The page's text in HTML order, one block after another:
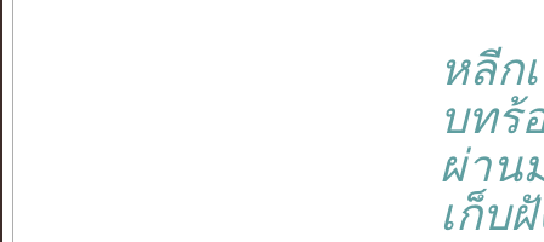
หลีก
บทร้
ผ่าน
เก็บ